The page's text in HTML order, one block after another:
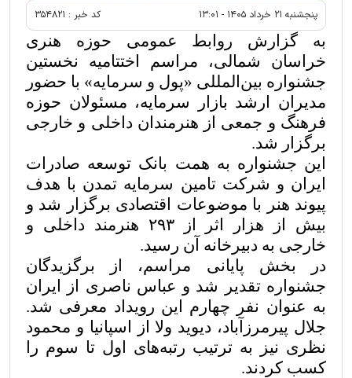
پنجشنبه ۲۱ خرداد ۱۴۰۵ - ۱۳:۰۱ کد خبر :
به گزارش روابط عمومی حوزه هنری
خراسان شمالی، مراسم اختتامیه نخستین
جشنواره بین‌المللی «پول و سرمایه» با حضور
مدیران ارشد بازار سرمایه، مسئولان حوزه
فرهنگ و جمعی از هنرمندان داخلی و خارجی
برگزار شد.
این جشنواره به همت بانک توسعه صادرات
ایران و شرکت تامین سرمایه تمدن با هدف
پیوند هنر با موضوعات اقتصادی برگزار شد و
بیش از هزار اثر از۲۹۳ هنرمند داخلی و
خارجی به دبیرخانه آن رسید.
در بخش پایانی مراسم، از برگزیدگان
جشنواره تقدیر شد و عباس ناصری از ایران
به عنوان نفر چهارم این رویداد معرفی شد.
جلال پیرمرزآباد، دیوید ولا از اسپانیا و محمود
نظری نیز به ترتیب رتبه‌های اول تا سوم را
کسب کردند.